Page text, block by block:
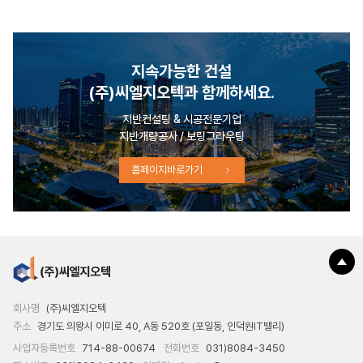
지속가능한 건설
(주)씨엘지오텍과 함께하세요.
지반컨설팅 & 시공전문기업
지반개량공사 / 보링그라우팅
홈페이지바로가기
회사명
(주)씨엘지오텍
주소 경기도 의왕시 이미로 40, A동 520호 (포일동, 인덕원IT밸리)
사업자등록번호
714-88-00674 전화번호
031)8084-3450